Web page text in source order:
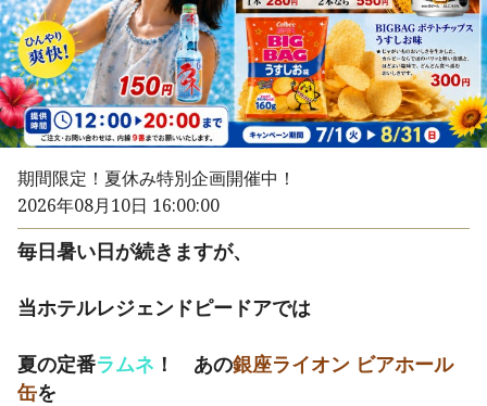
期間限定！夏休み特別企画開催中！
2026年08月10日 16:00:00
毎日暑い日が続きますが、
当ホテルレジェンドピードアでは
夏の定番ラムネ ！ あの銀座ライオン ビアホール
缶を